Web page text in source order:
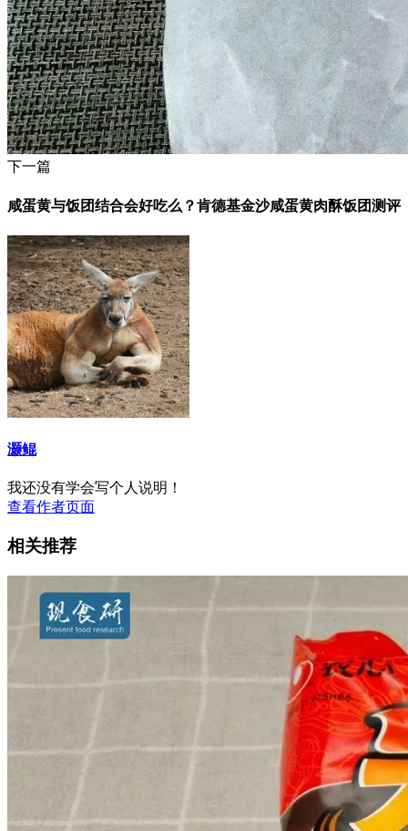
下一篇
咸蛋黄与饭团结合会好吃么？肯德基金沙咸蛋黄肉酥饭团测评
灏鲲
我还没有学会写个人说明！
查看作者页面
相关推荐